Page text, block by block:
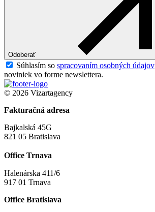
Odoberať
Súhlasím so spracovaním osobných údajov
noviniek vo forme newslettera.
© 2026 Vizartagency
Fakturačná adresa
Bajkalská 45G
821 05 Bratislava
Office Trnava
Halenárska 411/6
917 01 Trnava
Office Bratislava